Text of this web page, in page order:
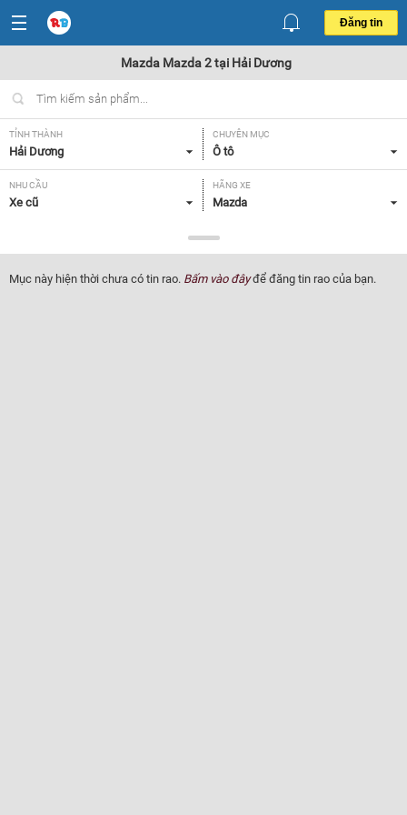
Đăng tin
Mazda Mazda 2 tại Hải Dương
TỈNH THÀNH
Hải Dương
CHUYÊN MỤC
Ô tô
NHU CẦU
Xe cũ
HÃNG XE
Mazda
Mazda 2
NĂM SẢN XUẤT
Tất cả
GIÁ XE XUẤT XỨ
Mục này hiện thời chưa có tin rao. Bấm vào đâyđể đăng tin rao của bạn.